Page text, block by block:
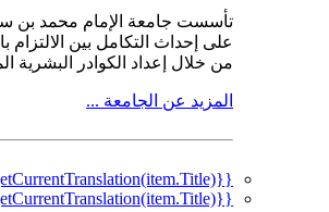
على إحداث التكامل بين الالتزام
من خلال إعداد الكوادر البشرية
المزيد عن الجامعة ...
{{mmc.getCurrentTranslation(item.Title)}}
{{mmc.getCurrentTranslation(item.Title)}}